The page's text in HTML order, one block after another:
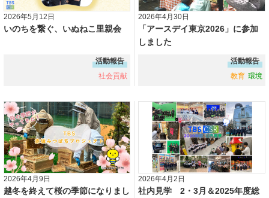
2026年5月12日
いのちを繋ぐ、いぬねこ里親会
活動報告
社会貢献
2026年4月30日
「アースデイ東京2026」に参加
しました
活動報告
教育 環境
2026年4月9日
越冬を終えて桜の季節になりまし
2026年4月2日
社内見学 2・3月＆2025年度総